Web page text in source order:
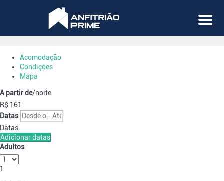
Menu
Acomodação
Condições
Mapa
A partir de/noite
R$ 161
Datas
Datas
Adicionar datas
Adultos
1